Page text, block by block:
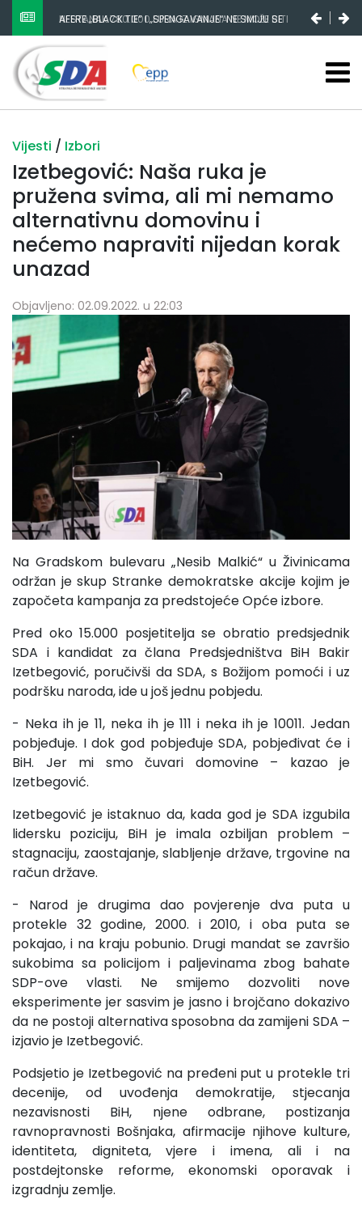
POŽARI PONOVO HARAJU, VLAST NOVAC OD AIR
TRAKTORA POTROŠILA NA KUPOVINU PARLAMENTARNE
VEĆINE
NESTANAK 780.000 EURA IZ IGMANA NE MOŽE BITI
SLUČAJNI PREVID, ODGOVORNOST MORAJU SNOSITI
VLADA FBIH I NJENI KADROVI
Vijesti / Izbori
Izetbegović: Naša ruka je
pružena svima, ali mi nemamo
alternativnu domovinu i
nećemo napraviti nijedan korak
unazad
Objavljeno: 02.09.2022. u 22:03
Na Gradskom bulevaru „Nesib Malkić“ u Živinicama
održan je skup Stranke demokratske akcije kojim je
započeta kampanja za predstojeće Opće izbore.
Pred oko 15.000 posjetitelja se obratio predsjednik
SDA i kandidat za člana Predsjedništva BiH Bakir
Izetbegović, poručivši da SDA, s Božijom pomoći i uz
podršku naroda, ide u još jednu pobjedu.
- Neka ih je 11, neka ih je 111 i neka ih je 10011. Jedan
pobjeđuje. I dok god pobjeđuje SDA, pobjeđivat će i
BiH. Jer mi smo čuvari domovine – kazao je
Izetbegović.
Izetbegović je istaknuo da, kada god je SDA izgubila
lidersku poziciju, BiH je imala ozbiljan problem –
stagnaciju, zaostajanje, slabljenje države, trgovine na
račun države.
- Narod je drugima dao povjerenje dva puta u
protekle 32 godine, 2000. i 2010, i oba puta se
pokajao, i na kraju pobunio. Drugi mandat se završio
sukobima sa policijom i paljevinama zbog bahate
SDP-ove vlasti. Ne smijemo dozvoliti nove
eksperimente jer sasvim je jasno i brojčano dokazivo
da ne postoji alternativa sposobna da zamijeni SDA –
izjavio je Izetbegović.
Podsjetio je Izetbegović na pređeni put u protekle tri
decenije, od uvođenja demokratije, stjecanja
nezavisnosti BiH, njene odbrane, postizanja
ravnopravnosti Bošnjaka, afirmacije njihove kulture,
identiteta, digniteta, vjere i imena, ali i na
postdejtonske reforme, ekonomski oporavak i
izgradnju zemlje.